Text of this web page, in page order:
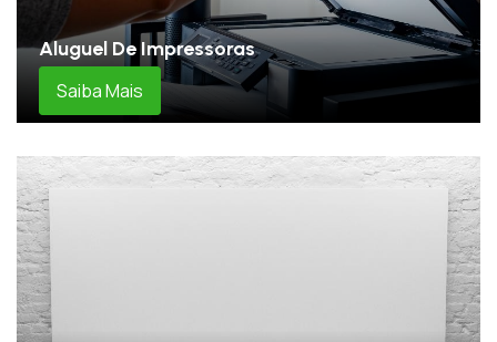
Aluguel De Impressoras
Saiba Mais